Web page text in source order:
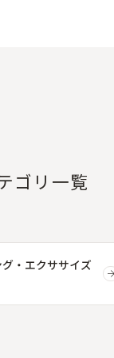
ゴリ一覧
グ・エクササイズ